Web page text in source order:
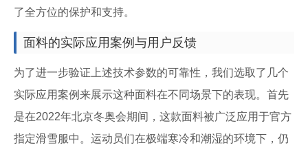
了全方位的保护和支持。
面料的实际应用案例与用户反馈
为了进一步验证上述技术参数的可靠性，我们选取了几个
实际应用案例来展示这种面料在不同场景下的表现。首先
是在2022年北京冬奥会期间，这款面料被广泛应用于官方
指定滑雪服中。运动员们在极端寒冷和潮湿的环境下，仍